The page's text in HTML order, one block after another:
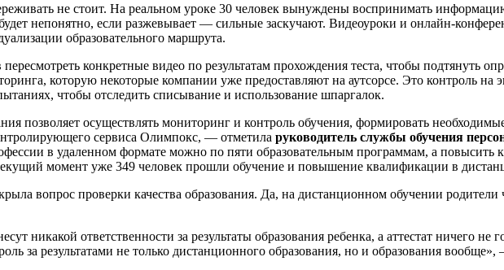
не стоит. На реальном уроке 30 человек вынуждены воспринимать
непонятно, если разжевывает — сильные заскучают. Видеоуроки и онлайн-
образовательного маршрута.
конкретные видео по результатам прохождения теста, чтобы подтянуть
которую некоторые компании уже предоставляют на аутсорсе. Это контроль на
чтобы отследить списывание и использование шпаргалок.
позволяет осуществлять мониторинг и контроль обучения, формировать
сервиса Олимпокс, — отметила руководитель службы обучения
в удаленном формате можно по пяти образовательным программам, а повысить
момент уже 349 человек прошли обучение и повышение квалификации в
вопрос проверки качества образования. Да, на дистанционном обучении родители
никакой ответственности за результаты образования ребенка, а аттестат ничего не
за результатами не только дистанционного образования, но и образования